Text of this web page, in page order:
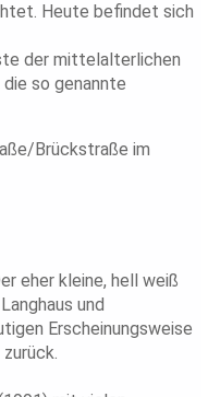
Heute befindet sich
der mittelalterlichen
so genannte
Brückstraße im
eher kleine, hell weiß
und
Erscheinungsweise